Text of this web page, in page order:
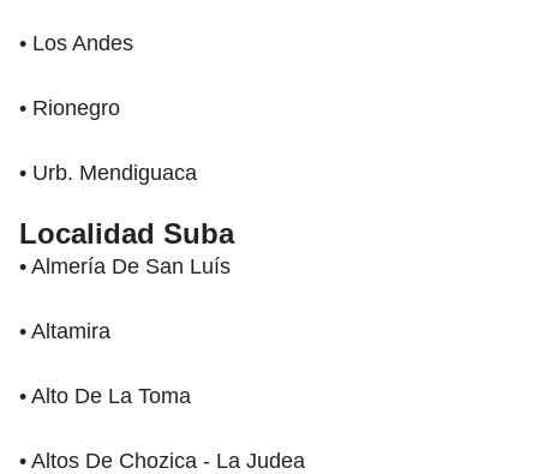
• Los Andes
• Rionegro
• Urb. Mendiguaca
Localidad Suba
• Almería De San Luís
• Altamira
• Alto De La Toma
• Altos De Chozica - La Judea